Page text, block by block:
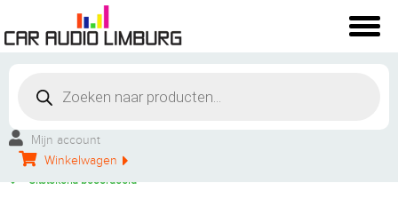
Mijn account
Winkelwagen
Persoonlijke service
Groot aanbod
Uitstekend beoordeeld